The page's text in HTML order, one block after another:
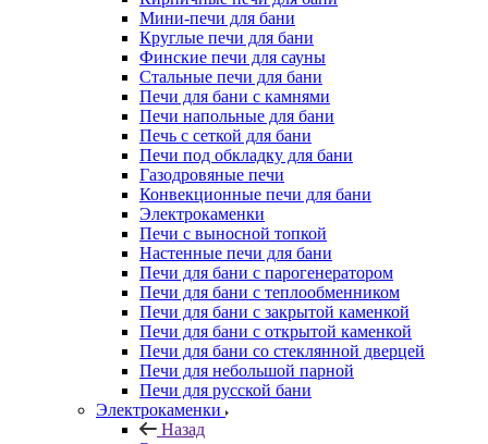
Мини-печи для бани
Круглые печи для бани
Финские печи для сауны
Стальные печи для бани
Печи для бани с камнями
Печи напольные для бани
Печь с сеткой для бани
Печи под обкладку для бани
Газодровяные печи
Конвекционные печи для бани
Электрокаменки
Печи с выносной топкой
Настенные печи для бани
Печи для бани с парогенератором
Печи для бани с теплообменником
Печи для бани с закрытой каменкой
Печи для бани с открытой каменкой
Печи для бани со стеклянной дверцей
Печи для небольшой парной
Печи для русской бани
Электрокаменки
Назад